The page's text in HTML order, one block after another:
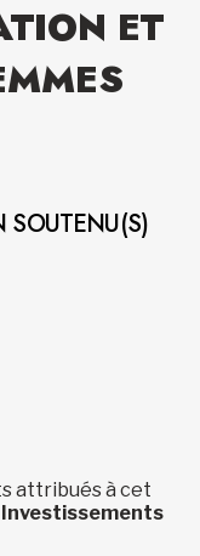
ET
SOUTENU(S)
attribués à cet
Investissements